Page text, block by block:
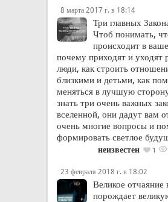
8 марта 2017 г. в 18:14
Три главных
Чтоб понимать,
происходит в
почему приходят и уходят
люди, как строить
близкими и детьми, как
меняться в лучшую
знать три очень важных
вселенной, они дадут вам
очень многие вопросы и
формировать светлое
неизвестен 1
23 февраля 2018 г. в 18:02
Великое отчаяние
порождает